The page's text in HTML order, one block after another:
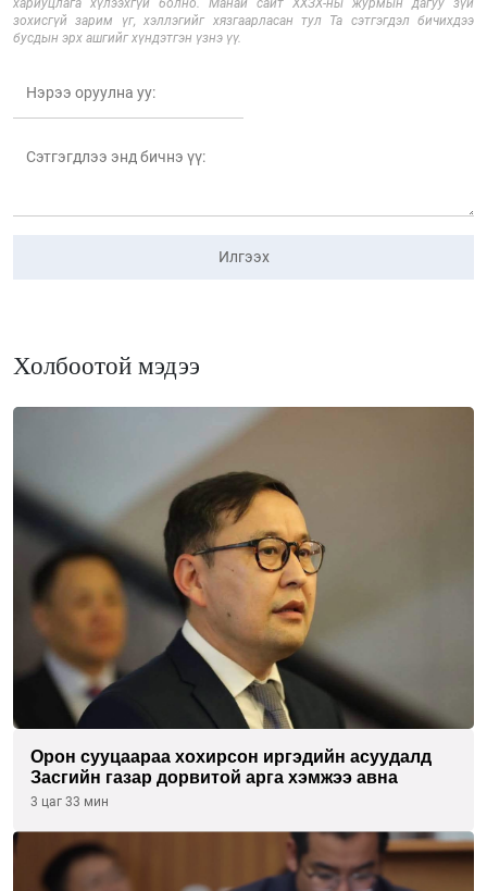
зохисгүй зарим үг, хэллэгийг хязгаарласан тул Та сэтгэгдэл бичихдээ
бусдын эрх ашгийг хүндэтгэн үзнэ үү.
Илгээх
Холбоотой мэдээ
Орон сууцаараа хохирсон иргэдийн асуудалд
Засгийн газар дорвитой арга хэмжээ авна
3 цаг 33 мин